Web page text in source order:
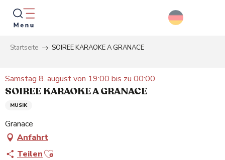
Aller
contenu
principal
Startseite SOIREE KARAOKE A GRANACE
Samstag 8. august von 19:00 bis zu 00:00
SOIREE KARAOKE A GRANACE
MUSIK
Granace
Anfahrt
TeilenAjouter aux favoris